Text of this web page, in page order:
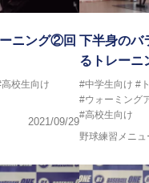
ニング②回
校生向け
2021/09/29
下半身のバ
るトレーニ
#中学生向け #
#ウォーミング
#高校生向け
野球練習メニュ